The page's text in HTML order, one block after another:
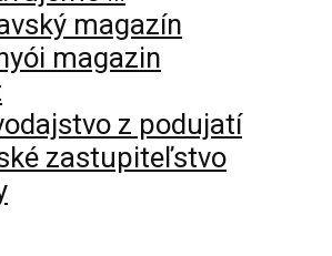
magazín
magazin
z podujatí
zastupiteľstvo